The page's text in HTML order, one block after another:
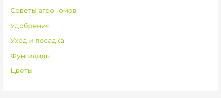
Советы агрономов
Удобрения
Уход и посадка
Фунгициды
Цветы